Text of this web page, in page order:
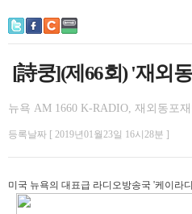
[詩쿵](제66회) '재외
뉴욕 AM 1660 K-RADIO, 재외동포
등록날짜 [ 2019년01월23일 16시28분 ]
미국 뉴욕의 대표급 라디오방송국 '케이라